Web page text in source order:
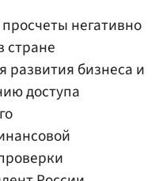
негативно
стране
развития бизнеса и
доступа